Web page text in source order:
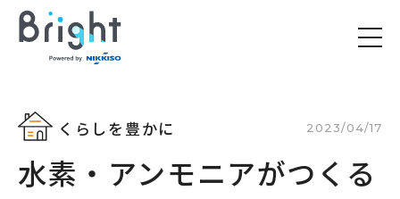
くらしを豊かに 2023/04/17
水素・アンモニアがつくる